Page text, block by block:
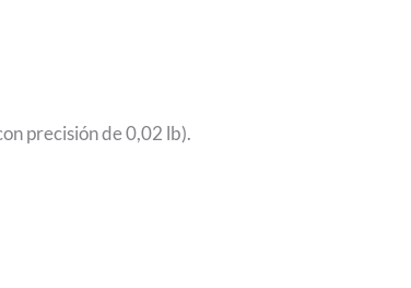
precisión de 0,02 lb).